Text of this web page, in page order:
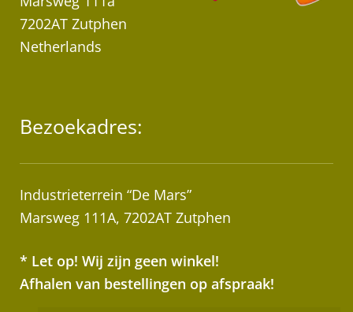
7202AT Zutphen
Netherlands
Bezoekadres:
Industrieterrein “De Mars”
Marsweg 111A, 7202AT Zutphen
* Let op! Wij zijn geen winkel!
Afhalen van bestellingen op afspraak!